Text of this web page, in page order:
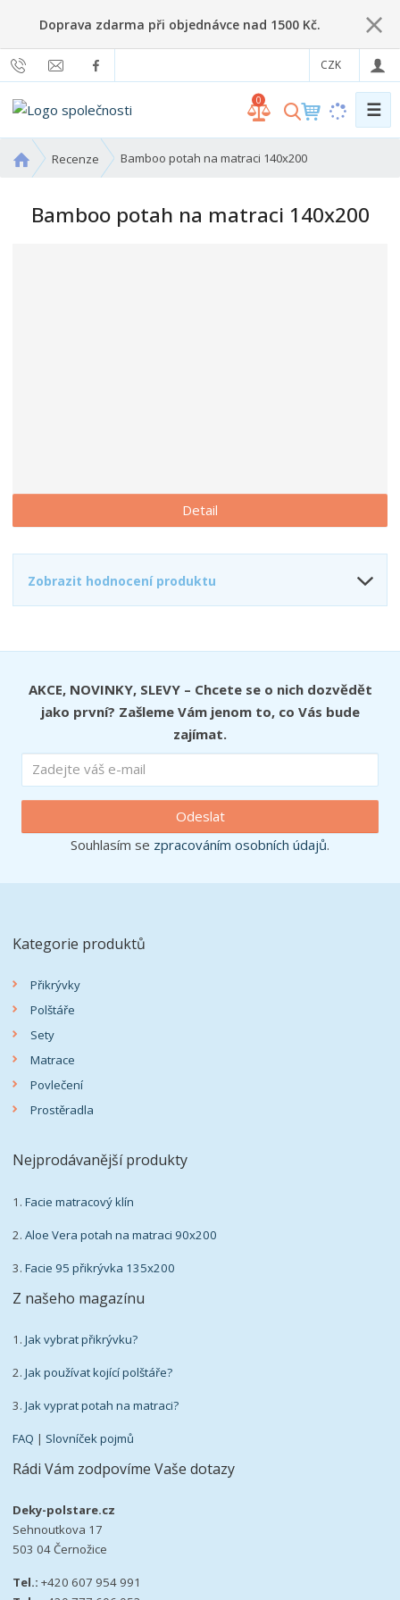
Doprava zdarma při objednávce nad 1500 Kč.
CZK
V
h
d
0 ☰
v
d
Recenze Bamboo potah na matraci 140x200
Bamboo potah na matraci 140x200
Detail
Zobrazit hodnocení produktu
AKCE, NOVINKY, SLEVY – Chcete se o nich dozvědět
jako první? Zašleme Vám jenom to, co Vás bude
zajímat.
Odeslat
Souhlasím se zpracováním osobních údajů.
Kategorie produktů
Přikrývky
Polštáře
Sety
Matrace
Povlečení
Prostěradla
Nejprodávanější produkty
1.Facie matracový klín
2.Aloe Vera potah na matraci 90x200
3.Facie 95 přikrývka 135x200
Z našeho magazínu
1.Jak vybrat přikrývku?
2.Jak používat kojící polštáře?
3.Jak vyprat potah na matraci?
FAQ | Slovníček pojmů
Rádi Vám zodpovíme Vaše dotazy
Deky-polstare.cz
Sehnoutkova 17
503 04 Černožice
Tel.: +420 607 954 991